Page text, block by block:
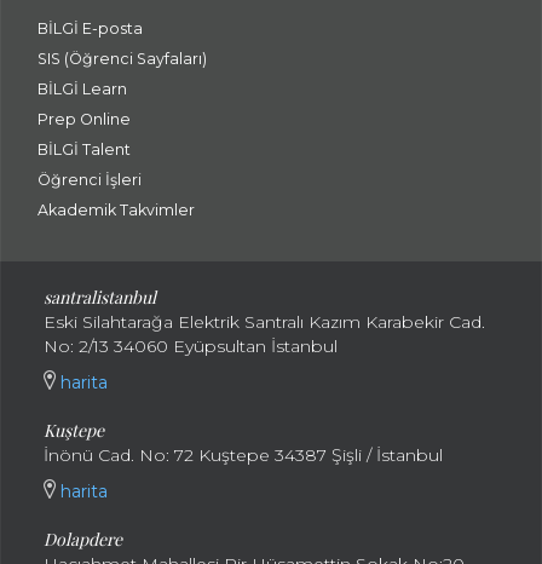
BİLGİ E-posta
SIS (Öğrenci Sayfaları)
BİLGİ Learn
Prep Online
BİLGİ Talent
Öğrenci İşleri
Akademik Takvimler
santralistanbul
Eski Silahtarağa Elektrik Santralı Kazım Karabekir Cad.
No: 2/13 34060 Eyüpsultan İstanbul
harita
Kuştepe
İnönü Cad. No: 72 Kuştepe 34387 Şişli / İstanbul
harita
Dolapdere